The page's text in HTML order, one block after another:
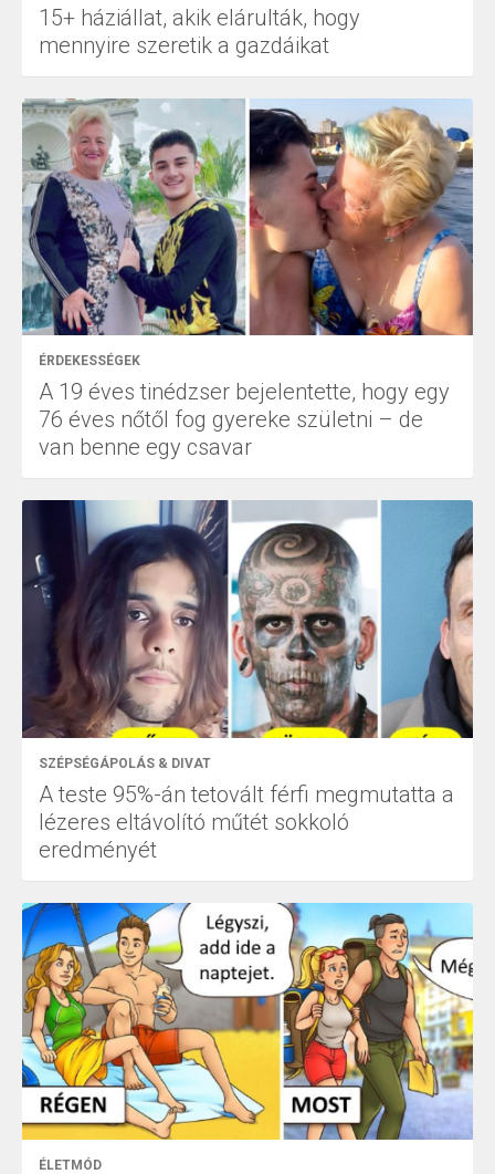
15+ háziállat, akik elárulták, hogy
mennyire szeretik a gazdáikat
ÉRDEKESSÉGEK
A 19 éves tinédzser bejelentette, hogy egy
76 éves nőtől fog gyereke születni – de
van benne egy csavar
SZÉPSÉGÁPOLÁS & DIVAT
A teste 95%-án tetovált férfi megmutatta a
lézeres eltávolító műtét sokkoló
eredményét
ÉLETMÓD